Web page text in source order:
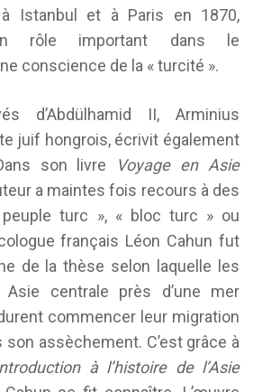
Istanbul et à Paris en 1870,
rôle important dans le
conscience de la « turcité ».
d’Abdülhamid II, Arminius
juif hongrois, écrivit également
son livre
Voyage en Asie
a maintes fois recours à des
turc », « bloc turc » ou
français Léon Cahun fut
de la thèse selon laquelle les
centrale près d’une mer
commencer leur migration
son assèchement. C’est grâce à
à l’histoire de l’Asie